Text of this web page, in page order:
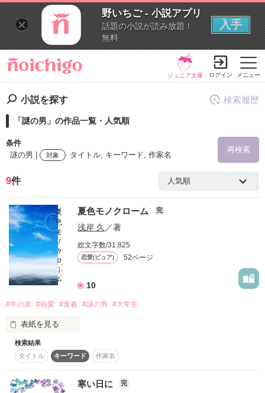
野いちご - 小説アプリ
話題の小説が読み放題！
無料
入手
メニュー
ジュニア文庫 ログイン
小説を探す
「謎の男」の作品一覧・人気順
条件
謎の男 |
対象 タイトル, キーワード, 作家名
再検索
検索ワード
詳しく検索
検索履歴
9件
夏色モノクローム 完
浅岸 久 ／著
総文字数/31,825
恋愛(ピュア) 52ページ
10
#年の差 #純愛 #青春 #謎の男 #大学生
表紙を見る
好きなひとがいる。
検索結果
タイトル
キーワード 作家名
寒い日に 完